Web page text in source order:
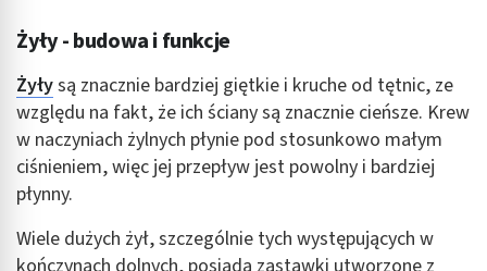
Żyły - budowa i funkcje
Żyłysą znacznie bardziej giętkie i kruche od tętnic, ze
względu na fakt, że ich ściany są znacznie cieńsze. Krew
w naczyniach żylnych płynie pod stosunkowo małym
ciśnieniem, więc jej przepływ jest powolny i bardziej
płynny.
Wiele dużych żył, szczególnie tych występujących w
Pomiar efektywności treści
Rozumienie odbiorców dzięki statystyce lub
kombinacji danych z różnych źródeł
Wykorzystywanie ograniczonych danych do